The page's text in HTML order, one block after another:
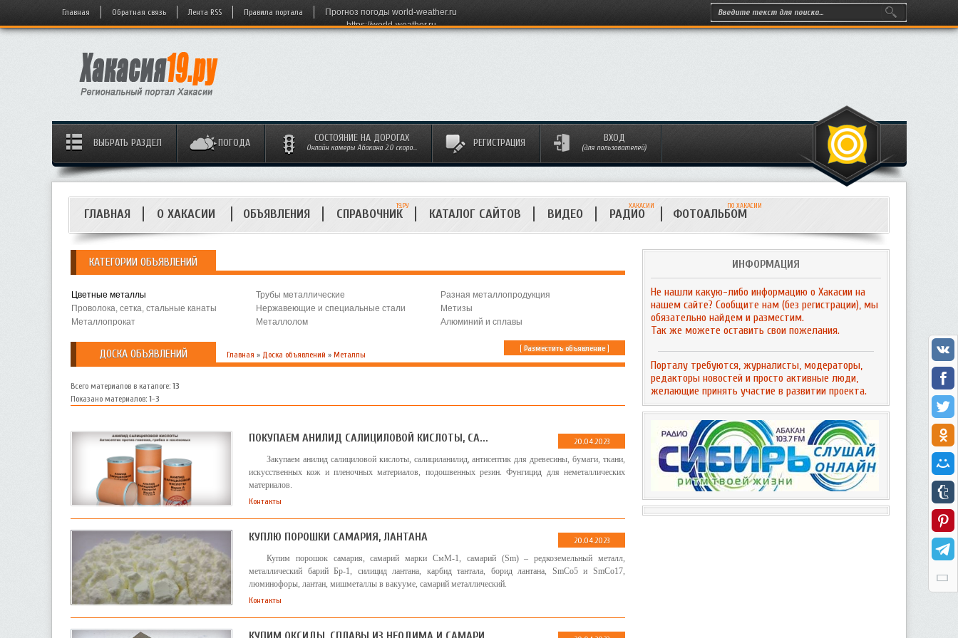
Главная Обратная связь Лента RSS Правила портала
Прогноз погоды world-weather.ru
https://world-weather.ru
ВЫБРАТЬ РАЗДЕЛ ПОГОДА СОСТОЯНИЕ НА ДОРОГАХ
Онлайн камеры Абакана 2.0 скоро... РЕГИСТРАЦИЯ ВХОД
(для пользователей)
ГЛАВНАЯ О ХАКАСИИ ОБЪЯВЛЕНИЯ СПРАВОЧНИК
19.РУ
КАТАЛОГ САЙТОВ ВИДЕО РАДИО
ХАКАСИИ
ФОТОАЛЬБОМ
ПО ХАКАСИИ
КАТЕГОРИИ ОБЪЯВЛЕНИЙ
Цветные металлы Трубы металлические
Разная металлопродукция
Проволока, сетка, стальные канаты
Нержавеющие и специальные стали
Метизы
Металлопрокат
Металлолом Алюминий и сплавы
ДОСКА ОБЪЯВЛЕНИЙ Главная » Доска объявлений » Металлы
[Разместить объявление]
Всего материалов в каталоге: 13
Показано материалов: 1-3
ПОКУПАЕМ АНИЛИД САЛИЦИЛОВОЙ КИСЛОТЫ, СА...
20.04.2023
Закупаем анилид салициловой кислоты, салициланилид, антисептик для древесины, бумаги, ткани,
искусственных кож и пленочных материалов, подошвенных резин. Фунгицид для неметаллических
материалов.
Контакты
КУПЛЮ ПОРОШКИ САМАРИЯ, ЛАНТАНА
20.04.2023
Купим порошок самария, самарий марки СмМ-1, самарий (Sm) – редкоземельный металл,
металлический барий Бр-1, силицид лантана, карбид тантала, борид лантана, SmCo5 и SmCo17,
люминофоры, лантан, мишметаллы в вакууме, самарий металлический.
Контакты
ИНФОРМАЦИЯ
Не нашли какую-либо информацию о Хакасии на
нашем сайте? Сообщите нам (без регистрации), мы
обязательно найдем и разместим.
Так же можете оставить свои пожелания.
Порталу требуются, журналисты, модераторы,
редакторы новостей и просто активные люди,
желающие принять участие в развитии проекта.